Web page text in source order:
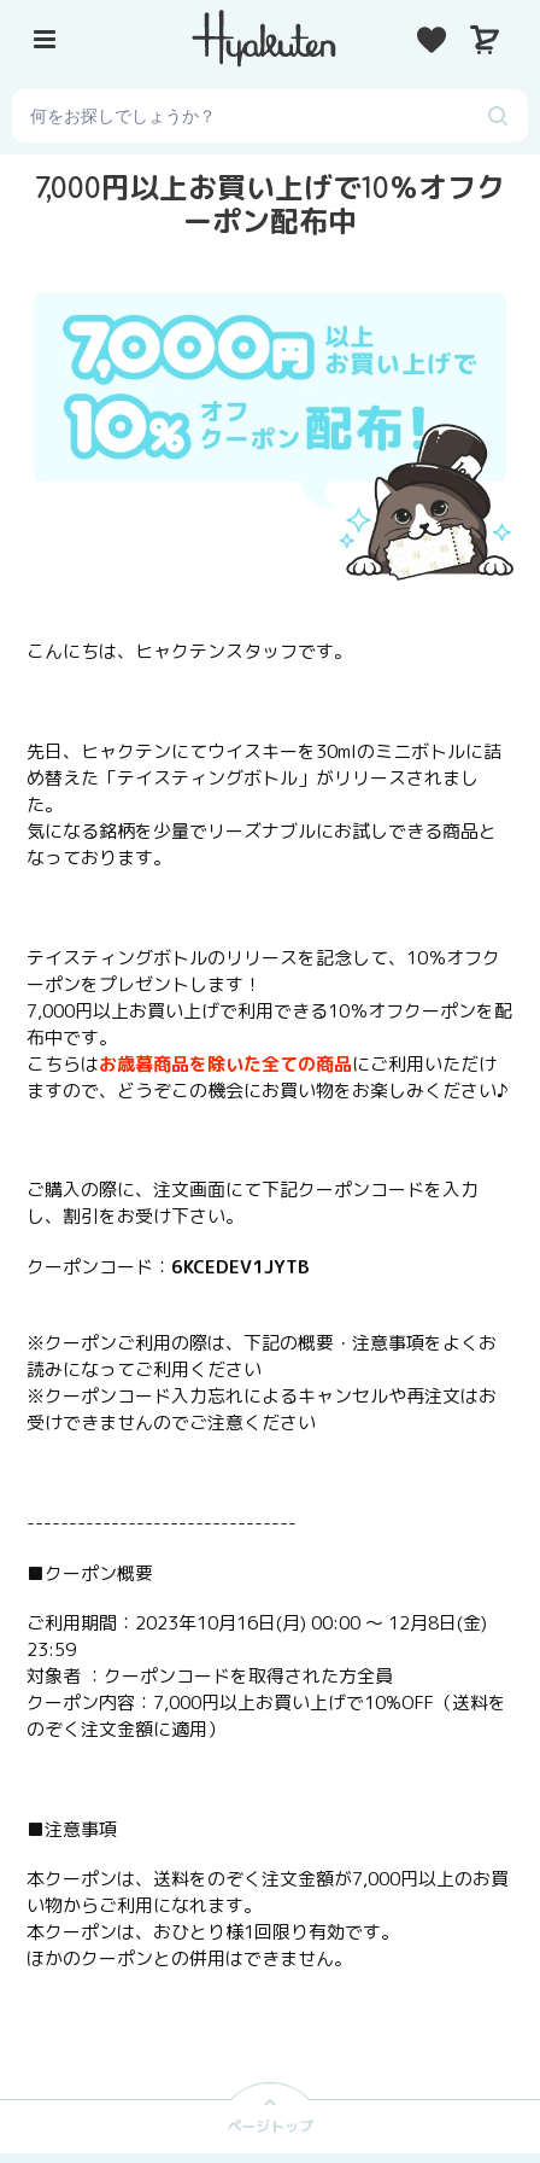
カ
7,000円以上お買い上げで10％オフク
ーポン配布中
こんにちは、ヒャクテンスタッフです。
先日、ヒャクテンにてウイスキーを30mlのミニボトルに詰
め替えた「テイスティングボトル」がリリースされまし
た。
気になる銘柄を少量でリーズナブルにお試しできる商品と
なっております。
テイスティングボトルのリリースを記念して、10％オフク
ーポンをプレゼントします！
7,000円以上お買い上げで利用できる10％オフクーポンを配
布中です。
こちらはお歳暮商品を除いた全ての商品にご利用いただけ
ますので、どうぞこの機会にお買い物をお楽しみください♪
ご購入の際に、注文画面にて下記クーポンコードを入力
し、割引をお受け下さい。
クーポンコード： 6KCEDEV1JYTB
※クーポンご利用の際は、下記の概要・注意事項をよくお
読みになってご利用ください
※クーポンコード入力忘れによるキャンセルや再注文はお
受けできませんのでご注意ください
--------------------------------
■クーポン概要
ご利用期間：2023年10月16日(月) 00:00 ～ 12月8日(金)
23:59
対象者 ：クーポンコードを取得された方全員
クーポン内容：7,000円以上お買い上げで10%OFF（送料を
のぞく注文金額に適用）
■注意事項
本クーポンは、送料をのぞく注文金額が7,000円以上のお買
い物からご利用になれます。
本クーポンは、おひとり様1回限り有効です。
ほかのクーポンとの併用はできません。
ページトップ